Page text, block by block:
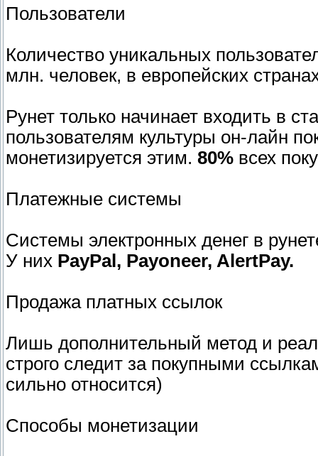
Пользователи
Количество уникальных
млн. человек, в европейских
Рунет только начинает входить в
пользователям культуры он-лайн
монетизируется этим. 80% всех
Платежные системы
Системы электронных денег в
У них PayPal, Payoneer, AlertPay.
Продажа платных ссылок
Лишь дополнительный метод и
строго следит за покупными
сильно относится)
Способы монетизации